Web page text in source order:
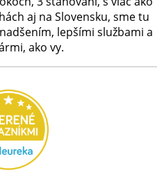
aj na Slovensku, sme tu
lepšími službami a
ako vy.